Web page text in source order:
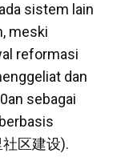
sistem lain
meski
reformasi
dan
sebagai
社区建设).